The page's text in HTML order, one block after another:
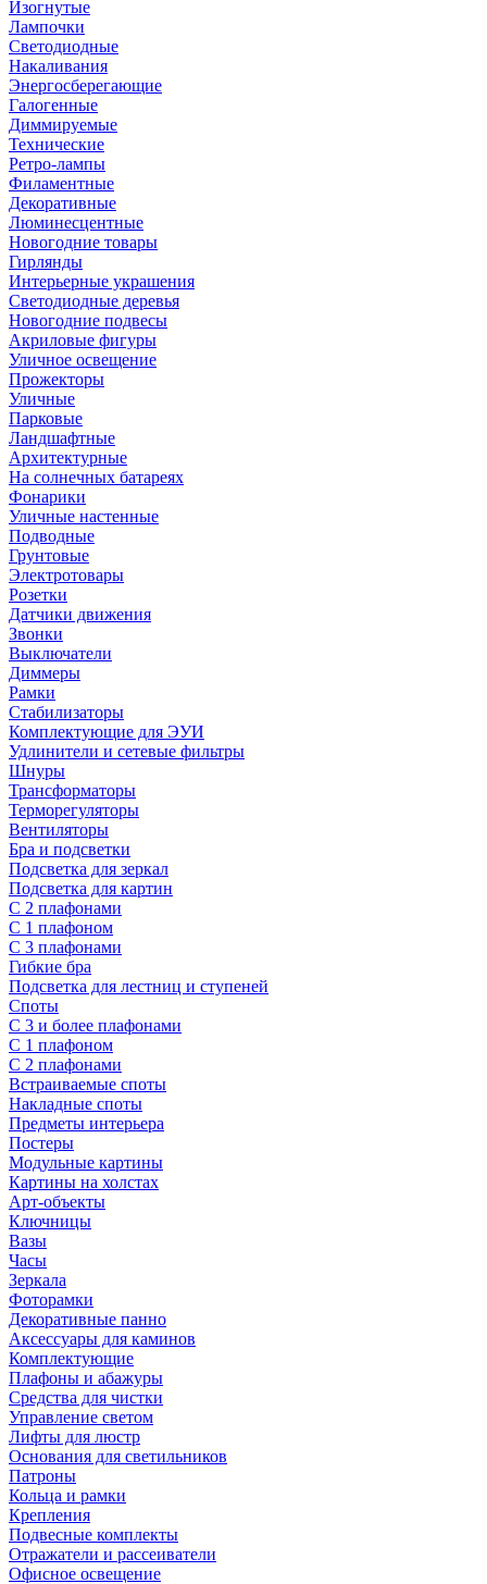
Изогнутые
Лампочки
Светодиодные
Накаливания
Энергосберегающие
Галогенные
Диммируемые
Технические
Ретро-лампы
Филаментные
Декоративные
Люминесцентные
Новогодние товары
Гирлянды
Интерьерные украшения
Светодиодные деревья
Новогодние подвесы
Акриловые фигуры
Уличное освещение
Прожекторы
Уличные
Парковые
Ландшафтные
Архитектурные
На солнечных батареях
Фонарики
Уличные настенные
Подводные
Грунтовые
Электротовары
Розетки
Датчики движения
Звонки
Выключатели
Диммеры
Рамки
Стабилизаторы
Комплектующие для ЭУИ
Удлинители и сетевые фильтры
Шнуры
Трансформаторы
Терморегуляторы
Вентиляторы
Бра и подсветки
Подсветка для зеркал
Подсветка для картин
С 2 плафонами
С 1 плафоном
С 3 плафонами
Гибкие бра
Подсветка для лестниц и ступеней
Споты
С 3 и более плафонами
С 1 плафоном
С 2 плафонами
Встраиваемые споты
Накладные споты
Предметы интерьера
Постеры
Модульные картины
Картины на холстах
Арт-объекты
Ключницы
Вазы
Часы
Зеркала
Фоторамки
Декоративные панно
Аксессуары для каминов
Комплектующие
Плафоны и абажуры
Средства для чистки
Управление светом
Лифты для люстр
Основания для светильников
Патроны
Кольца и рамки
Крепления
Подвесные комплекты
Отражатели и рассеиватели
Офисное освещение